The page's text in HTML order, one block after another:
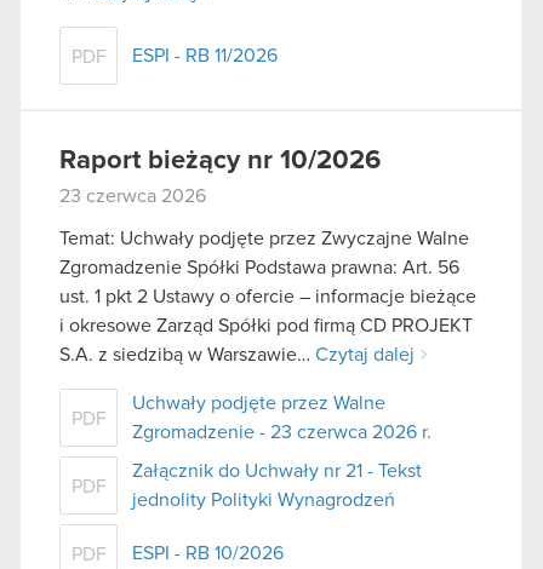
PDF ESPI - RB 11/2026
Raport bieżący nr 10/2026
23 czerwca 2026
Temat: Uchwały podjęte przez Zwyczajne Walne
Zgromadzenie Spółki Podstawa prawna: Art. 56
ust. 1 pkt 2 Ustawy o ofercie – informacje bieżące
i okresowe Zarząd Spółki pod firmą CD PROJEKT
S.A. z siedzibą w Warszawie… Czytaj dalej
PDF
Uchwały podjęte przez Walne
Zgromadzenie - 23 czerwca 2026 r.
PDF
Załącznik do Uchwały nr 21 - Tekst
jednolity Polityki Wynagrodzeń
PDF ESPI - RB 10/2026